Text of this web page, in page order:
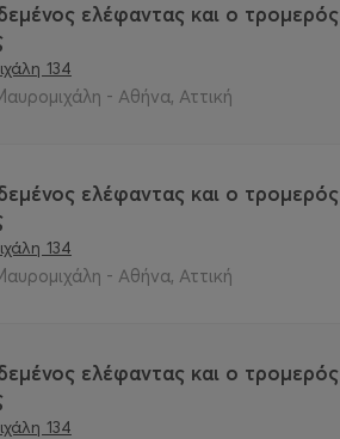
ελέφαντας και ο τρομερός
134
- Αθήνα, Αττική
ελέφαντας και ο τρομερός
134
- Αθήνα, Αττική
ελέφαντας και ο τρομερός
134